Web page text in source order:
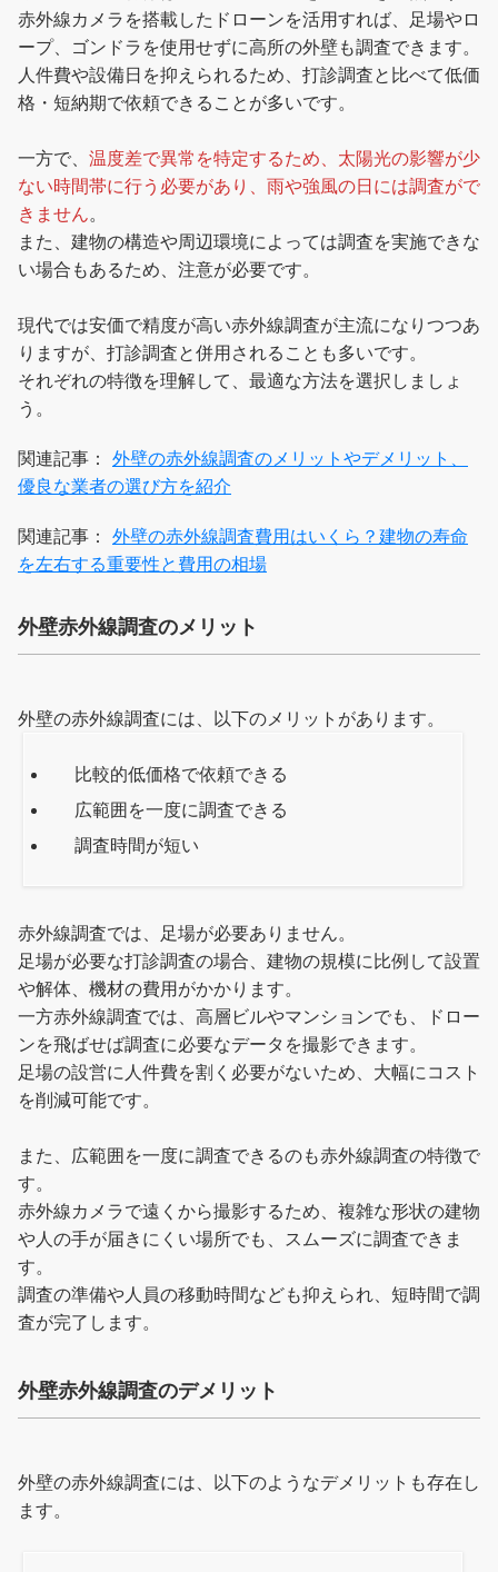
赤外線カメラを搭載したドローンを活用すれば、足場やロ
ープ、ゴンドラを使用せずに高所の外壁も調査できます。
人件費や設備日を抑えられるため、打診調査と比べて低価
格・短納期で依頼できることが多いです。
一方で、 温度差で異常を特定するため、太陽光の影響が少
ない時間帯に行う必要があり、雨や強風の日には調査がで
きません。
また、建物の構造や周辺環境によっては調査を実施できな
い場合もあるため、注意が必要です。
現代では安価で精度が高い赤外線調査が主流になりつつあ
りますが、打診調査と併用されることも多いです。
それぞれの特徴を理解して、最適な方法を選択しましょ
う。
関連記事： 外壁の赤外線調査のメリットやデメリット、
優良な業者の選び方を紹介
関連記事： 外壁の赤外線調査費用はいくら？建物の寿命
を左右する重要性と費用の相場
外壁赤外線調査のメリット
外壁の赤外線調査には、以下のメリットがあります。
比較的低価格で依頼できる
広範囲を一度に調査できる
調査時間が短い
赤外線調査では、足場が必要ありません。
足場が必要な打診調査の場合、建物の規模に比例して設置
や解体、機材の費用がかかります。
一方赤外線調査では、高層ビルやマンションでも、ドロー
ンを飛ばせば調査に必要なデータを撮影できます。
足場の設営に人件費を割く必要がないため、大幅にコスト
を削減可能です。
また、広範囲を一度に調査できるのも赤外線調査の特徴で
す。
赤外線カメラで遠くから撮影するため、複雑な形状の建物
や人の手が届きにくい場所でも、スムーズに調査できま
す。
調査の準備や人員の移動時間なども抑えられ、短時間で調
査が完了します。
外壁赤外線調査のデメリット
外壁の赤外線調査には、以下のようなデメリットも存在し
ます。